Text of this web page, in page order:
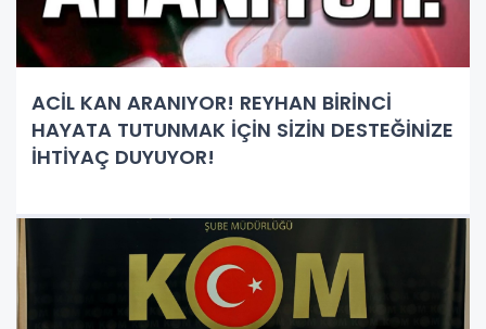
ACİL KAN ARANIYOR! REYHAN BİRİNCİ
HAYATA TUTUNMAK İÇİN SİZİN DESTEĞİNİZE
İHTİYAÇ DUYUYOR!